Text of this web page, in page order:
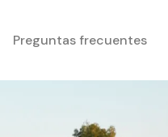
Preguntas frecuentes